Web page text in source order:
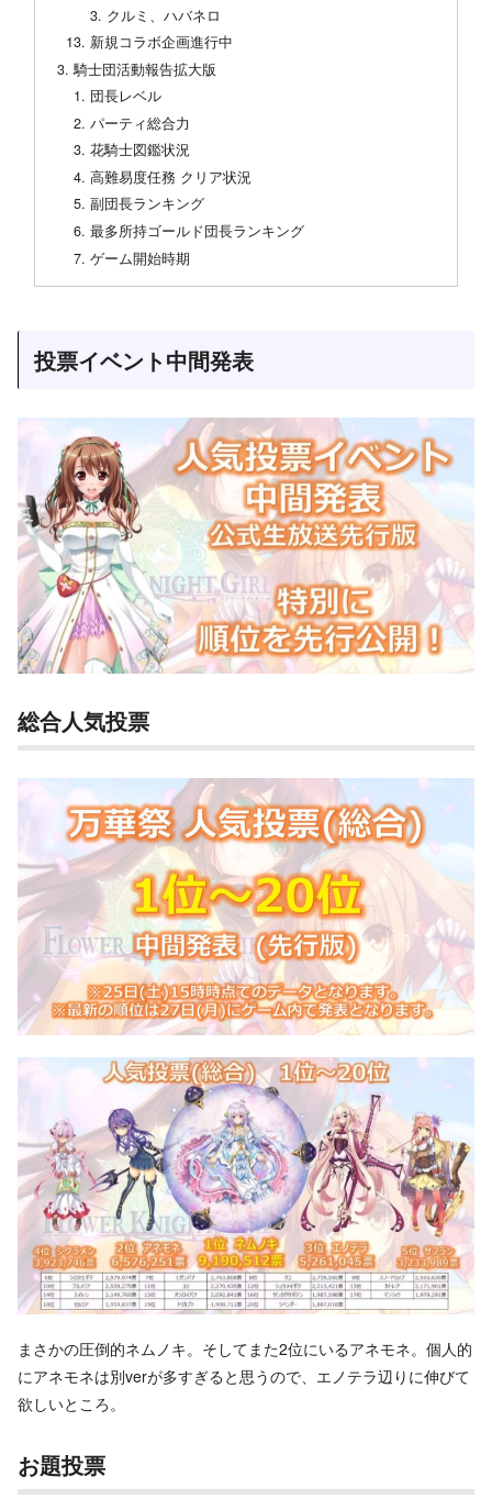
クルミ、ハバネロ
新規コラボ企画進行中
騎士団活動報告拡大版
団長レベル
パーティ総合力
花騎士図鑑状況
高難易度任務 クリア状況
副団長ランキング
最多所持ゴールド団長ランキング
ゲーム開始時期
投票イベント中間発表
総合人気投票
まさかの圧倒的ネムノキ。そしてまた2位にいるアネモネ。個人的
にアネモネは別verが多すぎると思うので、エノテラ辺りに伸びて
欲しいところ。
お題投票